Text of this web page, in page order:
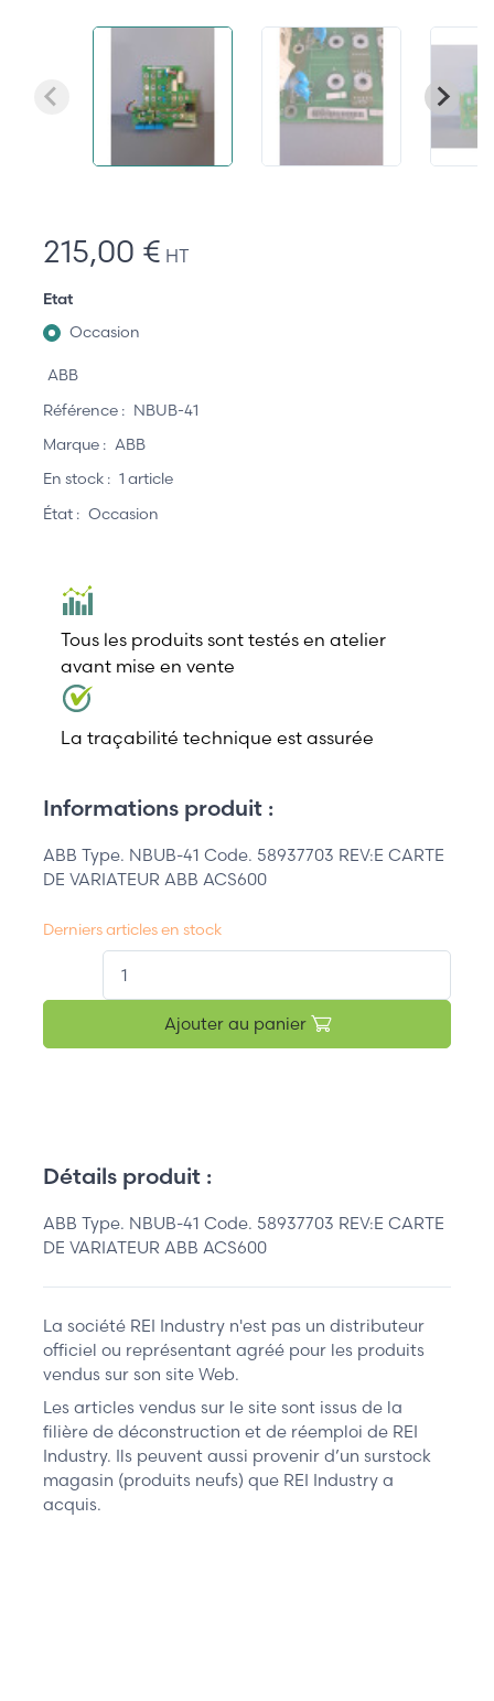
215,00 € HT
Etat
Occasion
ABB
Référence : NBUB-41
Marque : ABB
En stock : 1 article
État : Occasion
Tous les produits sont testés en atelier
avant mise en vente
La traçabilité technique est assurée
Informations produit :
ABB Type. NBUB-41 Code. 58937703 REV:E CARTE
DE VARIATEUR ABB ACS600
Derniers articles en stock
Ajouter au panier
Détails produit :
ABB Type. NBUB-41 Code. 58937703 REV:E CARTE
DE VARIATEUR ABB ACS600
La société REI Industry n'est pas un distributeur
officiel ou représentant agréé pour les produits
vendus sur son site Web.
Les articles vendus sur le site sont issus de la
filière de déconstruction et de réemploi de REI
Industry. Ils peuvent aussi provenir d’un surstock
magasin (produits neufs) que REI Industry a
acquis.